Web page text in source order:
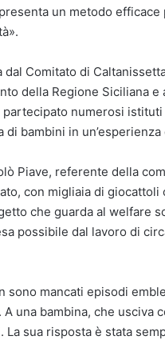
un metodo
dal Comitato di
della Regione Siciliana
numerosi
bambini in
Piave, referente della
con migliaia di
che guarda al welfare
possibile dal lavoro di
sono mancati episodi
una bambina, che
La sua risposta è stata